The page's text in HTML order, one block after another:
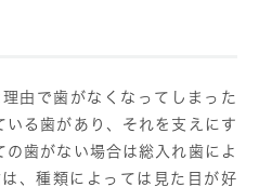
由で歯がなくなってしまった
る歯があり、それを支えにす
歯がない場合は総入れ歯によ
、種類によっては見た目が好